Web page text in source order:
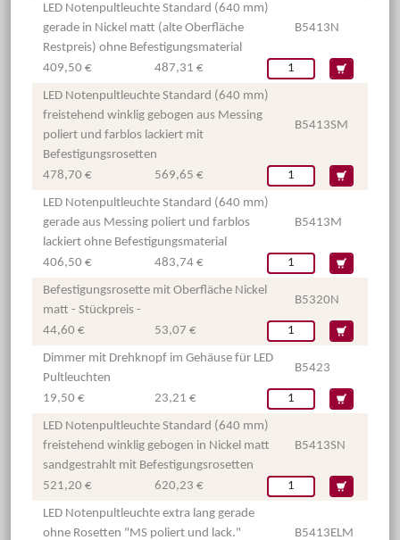
LED Notenpultleuchte Standard (640 mm)
gerade in Nickel matt (alte Oberfläche
Restpreis) ohne Befestigungsmaterial
B5413N
409,50 € 487,31 €
LED Notenpultleuchte Standard (640 mm)
freistehend winklig gebogen aus Messing
poliert und farblos lackiert mit
Befestigungsrosetten
B5413SM
478,70 € 569,65 €
LED Notenpultleuchte Standard (640 mm)
gerade aus Messing poliert und farblos
lackiert ohne Befestigungsmaterial
B5413M
406,50 € 483,74 €
Befestigungsrosette mit Oberfläche Nickel
matt - Stückpreis -
B5320N
44,60 € 53,07 €
Dimmer mit Drehknopf im Gehäuse für LED
Pultleuchten
B5423
19,50 € 23,21 €
LED Notenpultleuchte Standard (640 mm)
freistehend winklig gebogen in Nickel matt
sandgestrahlt mit Befestigungsrosetten
B5413SN
521,20 € 620,23 €
LED Notenpultleuchte extra lang gerade
ohne Rosetten "MS poliert und lack."
B5413ELM